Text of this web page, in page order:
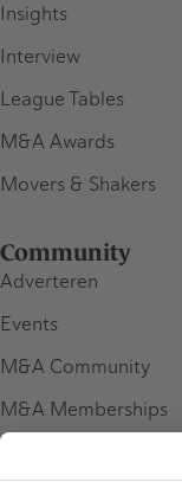
Insights
Interview
League Tables
M&A Awards
Movers & Shakers
Community
Adverteren
Events
M&A Community
M&A Memberships